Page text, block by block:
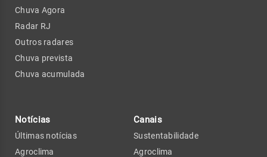
Chuva Agora
Radar RJ
Outros radares
Chuva prevista
Chuva acumulada
Notícias
Últimas notícias
Agroclima
Canais
Sustentabilidade
Agroclima